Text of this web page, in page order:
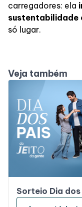
carregadores: ela
sustentabilidade
só lugar.
Veja também
Sorteio Dia dos